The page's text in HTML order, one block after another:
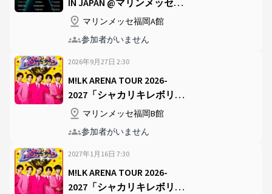
IN JAPAN @マリンメッセ福
岡A館マリンメッセ福岡A館
参加者がいません
2026年9月27日 2:30
M!LK ARENA TOUR 2026-
2027「シャカリキレボリュ
ーション」 @マリンメッセ
マリンメッセ福岡B館
参加者がいません
2027年1月16日 7:30
M!LK ARENA TOUR 2026-
2027「シャカリキレボリュ